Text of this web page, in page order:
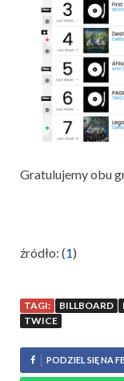
Gratulujemy obu
źródło: (1)
TAGI: BILLBOARD
TWICE
PODZIEL SIĘ NA FB